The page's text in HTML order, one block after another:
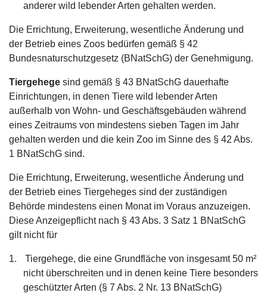
anderer wild lebender Arten gehalten werden.
Die Errichtung, Erweiterung, wesentliche Änderung und
der Betrieb eines Zoos bedürfen gemäß § 42
Bundesnaturschutzgesetz (BNatSchG) der Genehmigung.
Tiergehege sind gemäß § 43 BNatSchG dauerhafte
Einrichtungen, in denen Tiere wild lebender Arten
außerhalb von Wohn- und Geschäftsgebäuden während
eines Zeitraums von mindestens sieben Tagen im Jahr
gehalten werden und die kein Zoo im Sinne des § 42 Abs.
1 BNatSchG sind.
Die Errichtung, Erweiterung, wesentliche Änderung und
der Betrieb eines Tiergeheges sind der zuständigen
Behörde mindestens einen Monat im Voraus anzuzeigen.
Diese Anzeigepflicht nach § 43 Abs. 3 Satz 1 BNatSchG
gilt nicht für
1.
Tiergehege, die eine Grundfläche von insgesamt 50 m²
nicht überschreiten und in denen keine Tiere besonders
geschützter Arten (§ 7 Abs. 2 Nr. 13 BNatSchG)